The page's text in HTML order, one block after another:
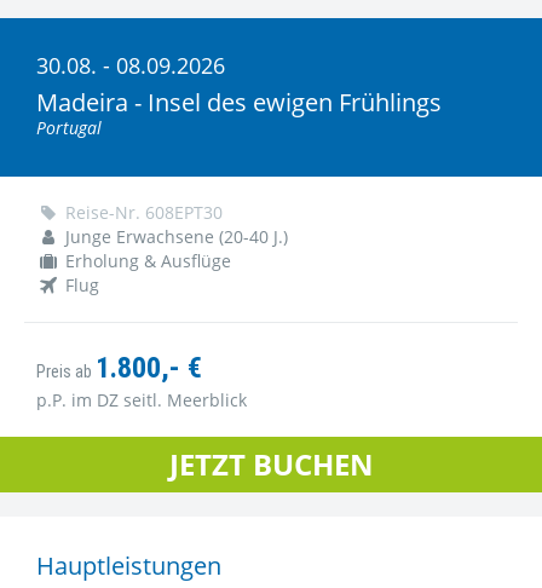
30.08. - 08.09.2026
Madeira - Insel des ewigen Frühlings
Portugal
Reise-Nr. 608EPT30
Junge Erwachsene (20-40 J.)
Erholung & Ausflüge
Flug
Preis ab 1.800,- €
p.P. im DZ seitl. Meerblick
JETZT BUCHEN
Hauptleistungen